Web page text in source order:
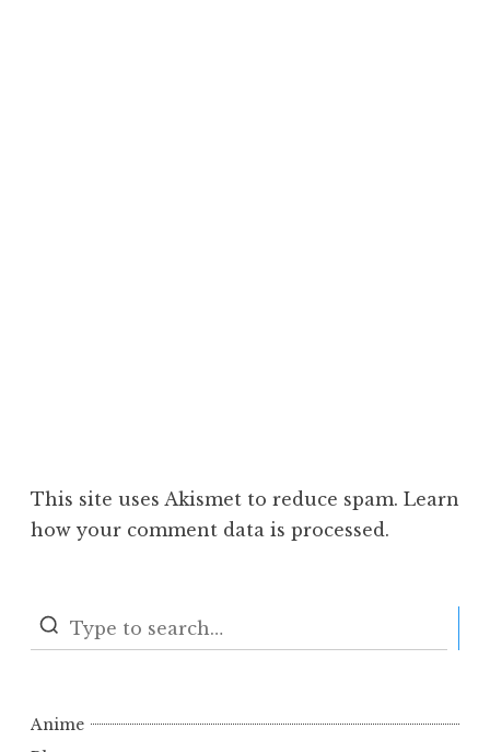
This site uses Akismet to reduce spam. Learn
how your comment data is processed.
Anime